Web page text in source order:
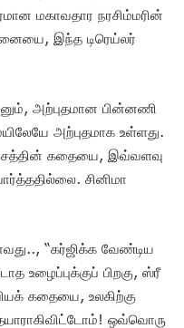
மகாவதார நரசிம்மரின்
இந்த டிரெய்லர்
அற்புதமான பின்னணி
அற்புதமாக உள்ளது.
கதையை, இவ்வளவு
சினிமா
“கர்ஜிக்க வேண்டிய
உழைப்புக்குப் பிறகு, ஸ்ரீ
கதையை, உலகிற்கு
ஒவ்வொரு